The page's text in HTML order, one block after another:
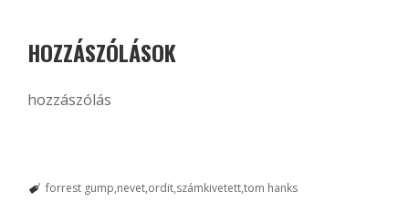
HOZZÁSZÓLÁSOK
hozzászólás
forrest gump nevet ordit számkivetetttom hanks